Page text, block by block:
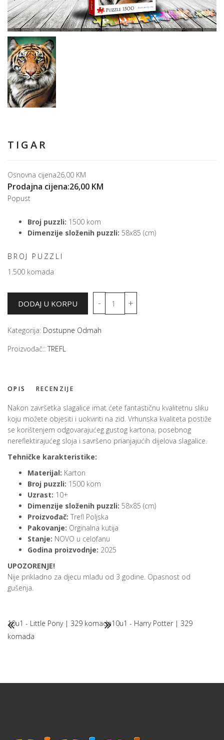
TIGAR
Osnovna cijena26,00 KM
Prodajna cijena:26,00 KM
Popust
Broj puzzli: 1500 kom
Dimenzije složenih puzzli: 58x85 (cm)
BROJ PUZZLI
1.500 komada
Kategorija: Dostupne Odmah
Proizvođač:: TREFL
OPIS RECENZIJE
Nakon završetka slagalice imat ćete fantastičnu kvalitetnu sliku
koju možete objesiti i uokviriti na zid. Vrhunska kvaliteta postiže
se korištenjem odgovarajućeg gustog kartona, posebnog
nereflektirajućeg sloja i savršeno prianjajućih dijelova slagalice.
Tehničke karakteristike:
Materijal: Karton
Broj puzzli: 1500 kom
Uzrast: 10+
Dimenzije složenih puzzli: 58x85 (cm)
Proizvođač: Trefl Poljska
Pakovanje: Orginalna kutija
Stanje: NOVO u celofanu
Godina proizvodnje: 2025
UPOZORENJE!
Nije prikladno za djecu mlađu od 3 godine. Opasnost od
gušenja.
10u1 - Little Pony | 329 komada10u1 - Harry Potter | 329
komada